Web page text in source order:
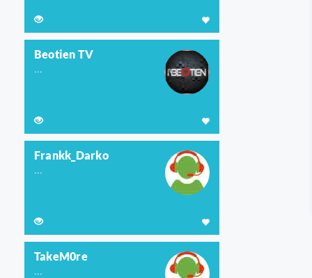
Beotien TV
...
Frankk_Darko
...
TakeM0re
...